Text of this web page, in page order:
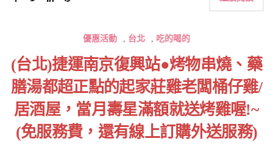
優惠活動 , 台北 , 吃的喝的
(台北)捷運南京復興站●烤物串燒、藥
膳湯都超正點的起家莊雞老闆桶仔雞/
居酒屋，當月壽星滿額就送烤雞喔!~
(免服務費，還有線上訂購外送服務)